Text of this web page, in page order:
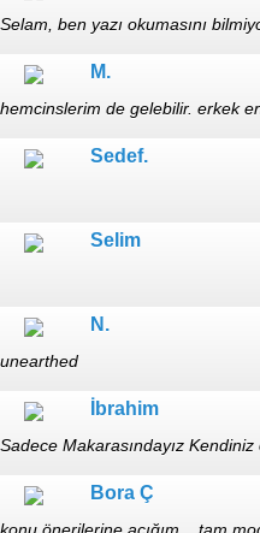
Selam, ben yazı okumasını
M.
hemcinslerim de gelebilir. erkek
cckld, cece rose hayranı
Sedef.
Selim
N.
unearthed
İbrahim
Sadece Makarasındayız
Bora Ç